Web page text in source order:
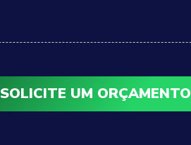
SOLICITE UM ORÇAMENTO